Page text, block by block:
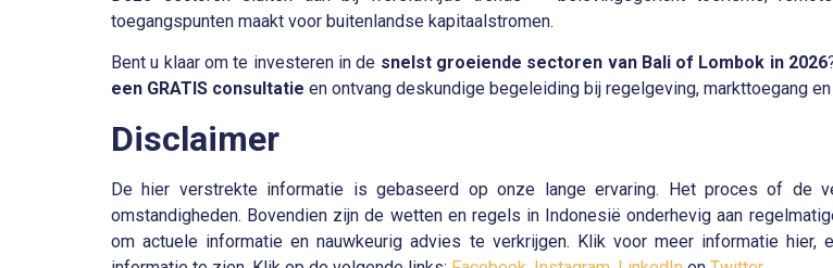
toegangspunten maakt voor buitenlandse kapitaalstromen.
Bent u klaar om te investeren in de snelst groeiende sectoren van Bali of Lombok in 2026
een GRATIS consultatie en ontvang deskundige begeleiding bij regelgeving, markttoegang
Disclaimer
De hier verstrekte informatie is gebaseerd op onze lange ervaring. Het proces of de
omstandigheden. Bovendien zijn de wetten en regels in Indonesië onderhevig aan
om actuele informatie en nauwkeurig advies te verkrijgen. Klik voor meer informatie